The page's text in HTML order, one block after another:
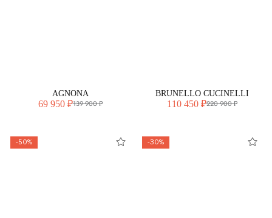
AGNONA
69 950 ₽139 900 ₽
BRUNELLO CUCINELLI
110 450 ₽220 900 ₽
-50% -30%